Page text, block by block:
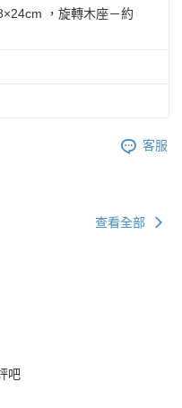
，旋轉木座－約
客服
查看全部
吧